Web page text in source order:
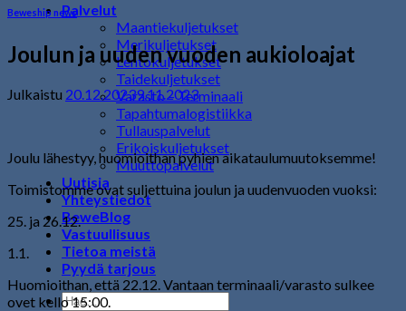
Palvelut
Maantiekuljetukset
Merikuljetukset
Lentokuljetukset
Taidekuljetukset
Varasto – Terminaali
Tapahtumalogistiikka
Tullauspalvelut
Erikoiskuljetukset
Muuttopalvelut
Uutisia
Yhteystiedot
BeweBlog
Vastuullisuus
Tietoa meistä
Pyydä tarjous
Beweship news
Joulun ja uuden vuoden aukioloajat
Julkaistu 20.12.20239.11.2023
Joulu lähestyy, huomioithan pyhien aikataulumuutoksemme!
Toimistomme ovat suljettuina joulun ja uudenvuoden vuoksi:
25. ja 26.12.
1.1.
Huomioithan, että 22.12. Vantaan terminaali/varasto sulkee
ovet kello 15:00.